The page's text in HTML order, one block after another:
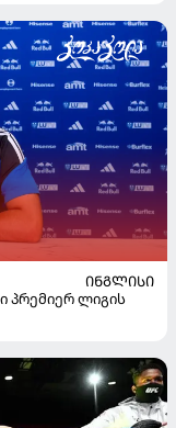
ᲘᲜᲒᲚᲘᲡᲘ
პრემიერ ლიგის